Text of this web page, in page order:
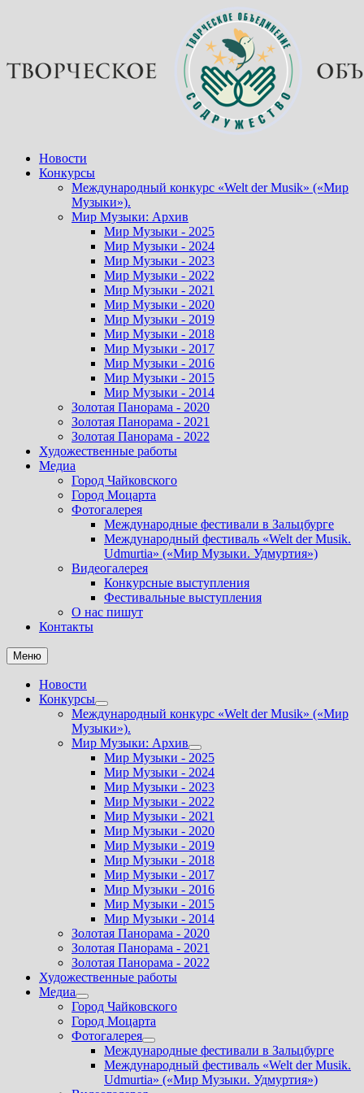
Новости
Конкурсы
Международный конкурс «Welt der Musik» («Мир
Музыки»).
Мир Музыки: Архив
Мир Музыки - 2025
Мир Музыки - 2024
Мир Музыки - 2023
Мир Музыки - 2022
Мир Музыки - 2021
Мир Музыки - 2020
Мир Музыки - 2019
Мир Музыки - 2018
Мир Музыки - 2017
Мир Музыки - 2016
Мир Музыки - 2015
Мир Музыки - 2014
Золотая Панорама - 2020
Золотая Панорама - 2021
Золотая Панорама - 2022
Художественные работы
Медиа
Город Чайковского
Город Моцарта
Фотогалерея
Международные фестивали в Зальцбурге
Международный фестиваль «Welt der Musik.
Udmurtia» («Мир Музыки. Удмуртия»)
Видеогалерея
Конкурсные выступления
Фестивальные выступления
О нас пишут
Контакты
Меню
Новости
Конкурсы
Показать
подменю
Международный конкурс «Welt der Musik» («Мир
Музыки»).
Мир Музыки: Архив
Показать
подменю
Мир Музыки - 2025
Мир Музыки - 2024
Мир Музыки - 2023
Мир Музыки - 2022
Мир Музыки - 2021
Мир Музыки - 2020
Мир Музыки - 2019
Мир Музыки - 2018
Мир Музыки - 2017
Мир Музыки - 2016
Мир Музыки - 2015
Мир Музыки - 2014
Золотая Панорама - 2020
Золотая Панорама - 2021
Золотая Панорама - 2022
Художественные работы
Медиа
Показать
подменю
Город Чайковского
Город Моцарта
Фотогалерея
Показать
подменю
Международные фестивали в Зальцбурге
Международный фестиваль «Welt der Musik.
Udmurtia» («Мир Музыки. Удмуртия»)